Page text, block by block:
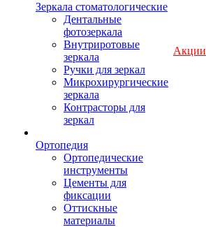
Зеркала стоматологические
Дентальные
фотозеркала
Внутриротовые
зеркала
Ручки для зеркал
Микрохирургические
зеркала
Контрасторы для
зеркал
Ортопедия
Ортопедические
инструменты
Цементы для
фиксации
Оттискные
материалы
Акции